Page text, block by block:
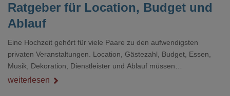
Ratgeber für Location, Budget und
Ablauf
Eine Hochzeit gehört für viele Paare zu den aufwendigsten
privaten Veranstaltungen. Location, Gästezahl, Budget, Essen,
Musik, Dekoration, Dienstleister und Ablauf müssen
zusammenpassen, damit der Tag gut organisiert ist und trotzdem
weiterlesen